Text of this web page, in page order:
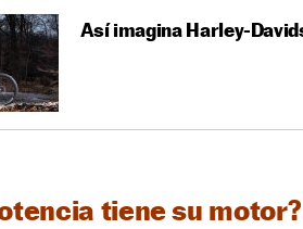
Así imagina Harley-
tiene su motor?